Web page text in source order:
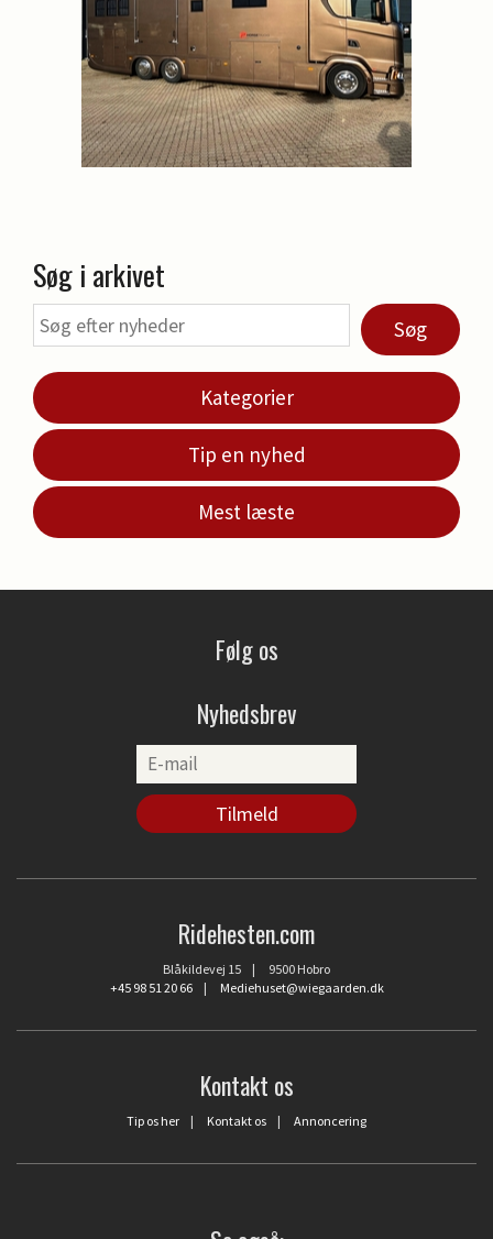
Søg i arkivet
Søg
Kategorier
Tip en nyhed
Mest læste
Følg os
Nyhedsbrev
Ridehesten.com
Blåkildevej 15 | 9500 Hobro
+45 98 51 20 66| Mediehuset@wiegaarden.dk
Kontakt os
Tip os her | Kontakt os | Annoncering